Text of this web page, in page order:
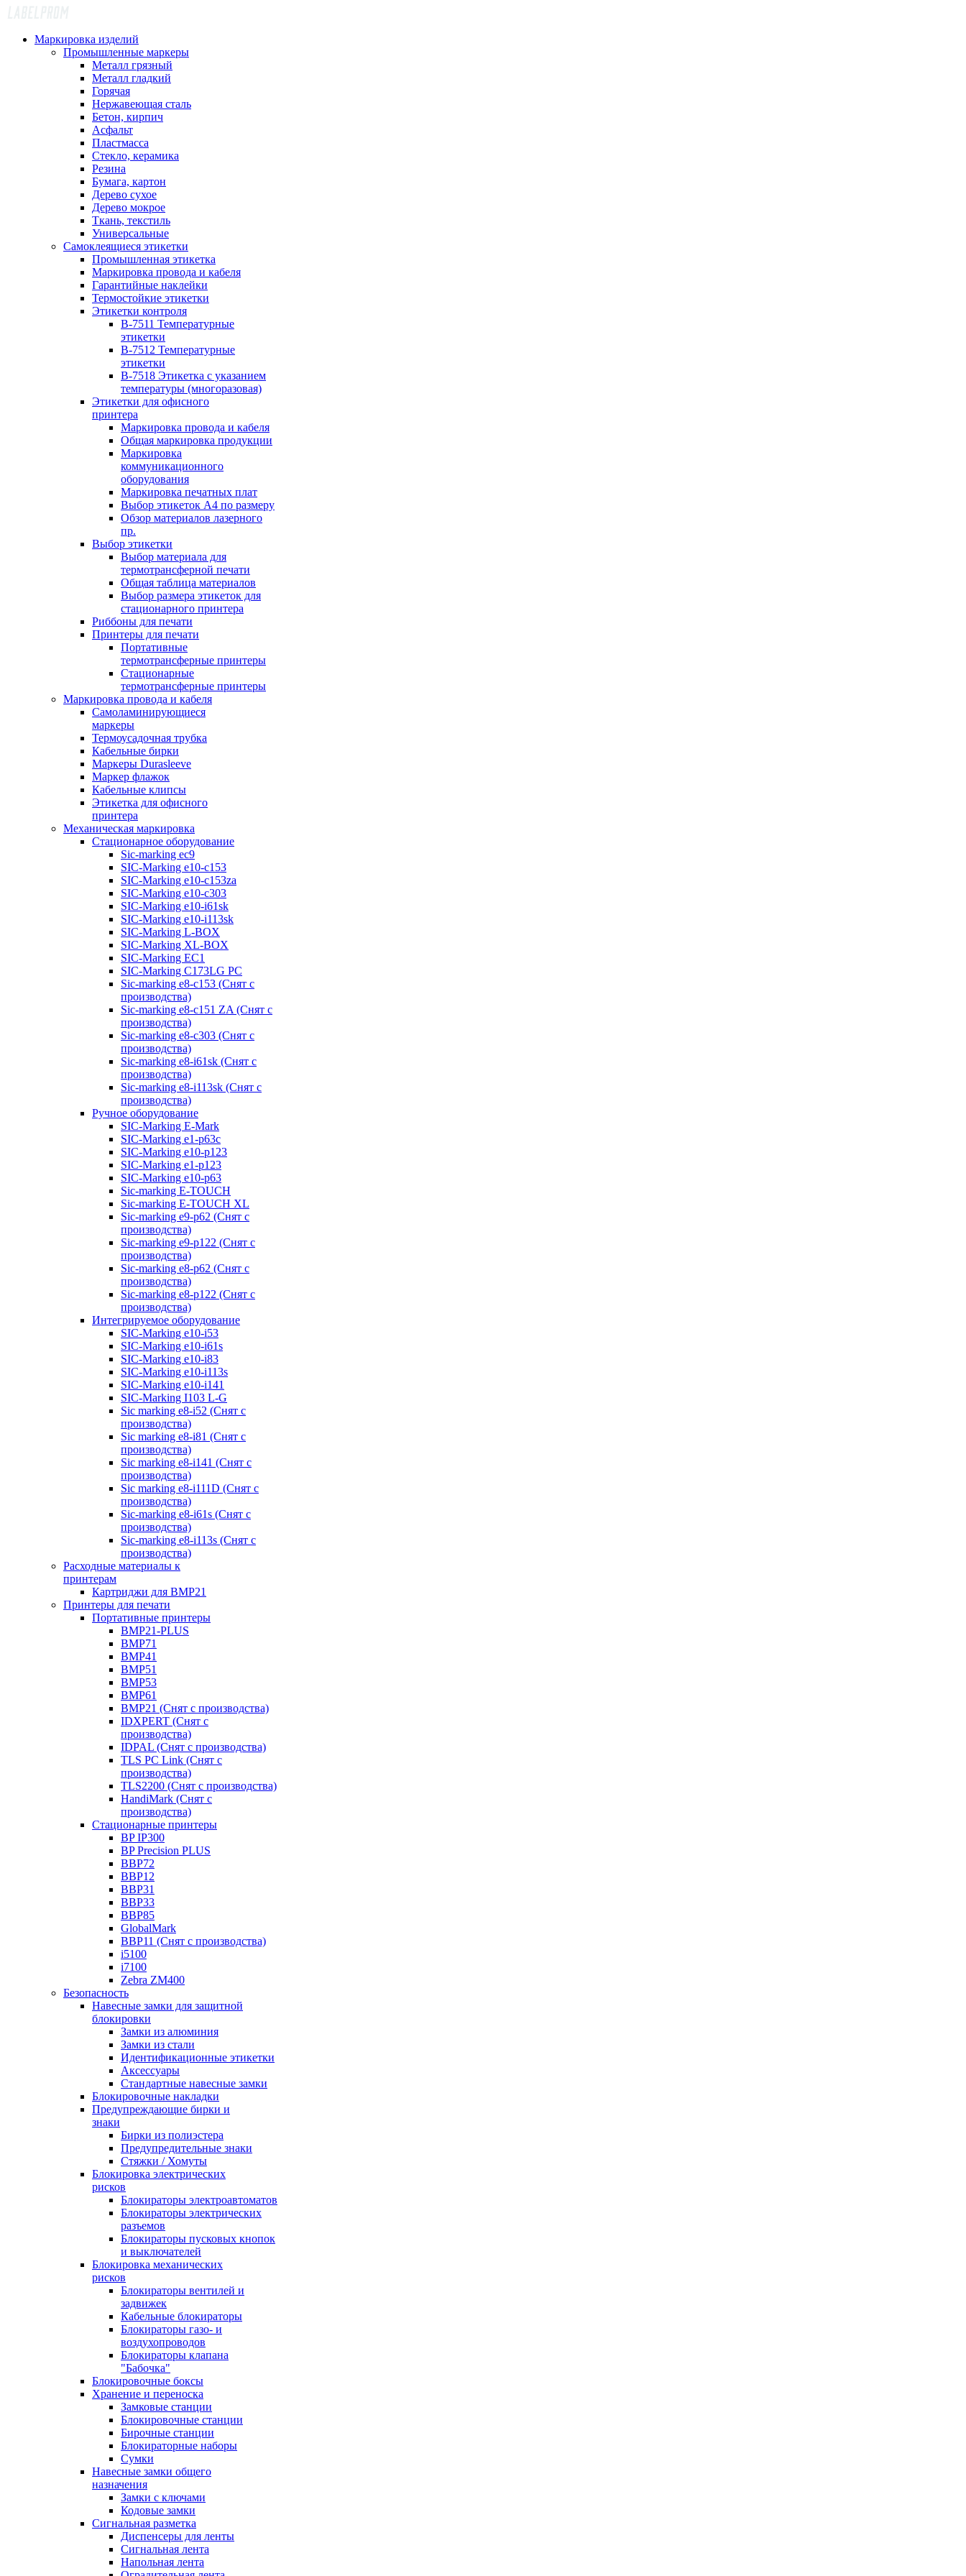
Маркировка изделий
Промышленные маркеры
Металл грязный
Металл гладкий
Горячая
Нержавеющая сталь
Бетон, кирпич
Асфальт
Пластмасса
Стекло, керамика
Резина
Бумага, картон
Дерево сухое
Дерево мокрое
Ткань, текстиль
Универсальные
Самоклеящиеся этикетки
Промышленная этикетка
Маркировка провода и кабеля
Гарантийные наклейки
Термостойкие этикетки
Этикетки контроля
B-7511 Температурные
этикетки
B-7512 Температурные
этикетки
B-7518 Этикетка с указанием
температуры (многоразовая)
Этикетки для офисного
принтера
Маркировка провода и кабеля
Общая маркировка продукции
Маркировка
коммуникационного
оборудования
Маркировка печатных плат
Выбор этикеток А4 по размеру
Обзор материалов лазерного
пр.
Выбор этикетки
Выбор материала для
термотрансферной печати
Общая таблица материалов
Выбор размера этикеток для
стационарного принтера
Риббоны для печати
Принтеры для печати
Портативные
термотрансферные принтеры
Стационарные
термотрансферные принтеры
Маркировка провода и кабеля
Самоламинирующиеся
маркеры
Термоусадочная трубка
Кабельные бирки
Маркеры Durasleeve
Маркер флажок
Кабельные клипсы
Этикетка для офисного
принтера
Механическая маркировка
Стационарное оборудование
Sic-marking ec9
SIC-Marking e10-c153
SIC-Marking e10-c153za
SIC-Marking e10-c303
SIC-Marking e10-i61sk
SIC-Marking e10-i113sk
SIC-Marking L-BOX
SIC-Marking XL-BOX
SIC-Marking EC1
SIC-Marking C173LG PC
Sic-marking e8-c153 (Снят с
производства)
Sic-marking e8-c151 ZA (Снят с
производства)
Sic-marking e8-c303 (Снят с
производства)
Sic-marking e8-i61sk (Снят с
производства)
Sic-marking e8-i113sk (Снят с
производства)
Ручное оборудование
SIC-Marking E-Mark
SIC-Marking e1-p63с
SIC-Marking e10-p123
SIC-Marking e1-p123
SIC-Marking e10-p63
Sic-marking E-TOUCH
Sic-marking E-TOUCH XL
Sic-marking e9-p62 (Снят с
производства)
Sic-marking e9-p122 (Снят с
производства)
Sic-marking e8-p62 (Снят с
производства)
Sic-marking e8-p122 (Снят с
производства)
Интегрируемое оборудование
SIC-Marking e10-i53
SIC-Marking e10-i61s
SIC-Marking e10-i83
SIC-Marking e10-i113s
SIC-Marking e10-i141
SIC-Marking I103 L-G
Sic marking e8-i52 (Снят с
производства)
Sic marking e8-i81 (Снят с
производства)
Sic marking e8-i141 (Снят с
производства)
Sic marking e8-i111D (Снят с
производства)
Sic-marking e8-i61s (Снят с
производства)
Sic-marking e8-i113s (Снят с
производства)
Расходные материалы к
принтерам
Картриджи для BMP21
Принтеры для печати
Портативные принтеры
BMP21-PLUS
BMP71
BMP41
BMP51
BMP53
BMP61
BMP21 (Снят с производства)
IDXPERT (Снят с
производства)
IDPAL (Снят с производства)
TLS PC Link (Снят с
производства)
TLS2200 (Снят с производства)
HandiMark (Снят с
производства)
Стационарные принтеры
BP IP300
BP Precision PLUS
BBP72
BBP12
BBP31
BBP33
BBP85
GlobalMark
BBP11 (Снят с производства)
i5100
i7100
Zebra ZM400
Безопасность
Навесные замки для защитной
блокировки
Замки из алюминия
Замки из стали
Идентификационные этикетки
Аксессуары
Стандартные навесные замки
Блокировочные накладки
Предупреждающие бирки и
знаки
Бирки из полиэстера
Предупредительные знаки
Стяжки / Хомуты
Блокировка электрических
рисков
Блокираторы электроавтоматов
Блокираторы электрических
разъемов
Блокираторы пусковых кнопок
и выключателей
Блокировка механических
рисков
Блокираторы вентилей и
задвижек
Кабельные блокираторы
Блокираторы газо- и
воздухопроводов
Блокираторы клапана
"Бабочка"
Блокировочные боксы
Хранение и переноска
Замковые станции
Блокировочные станции
Бирочные станции
Блокираторные наборы
Сумки
Навесные замки общего
назначения
Замки с ключами
Кодовые замки
Сигнальная разметка
Диспенсеры для ленты
Сигнальная лента
Напольная лента